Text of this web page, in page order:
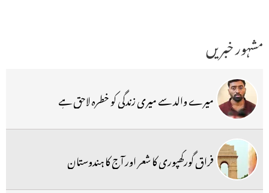
مشہور خبریں
میرے والد سے میری زندگی کو خطرہ لاحق ہے
فراق گورکھپوری کا شعر اور آج کا ہندوستان